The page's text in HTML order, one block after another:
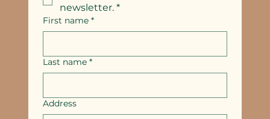
newsletter. *
First name *
Last name *
Address